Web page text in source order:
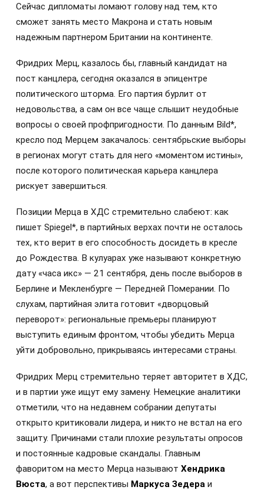
Сейчас дипломаты ломают голову над тем, кто
сможет занять место Макрона и стать новым
надежным партнером Британии на континенте.
Фридрих Мерц, казалось бы, главный кандидат на
пост канцлера, сегодня оказался в эпицентре
политического шторма. Его партия бурлит от
недовольства, а сам он все чаще слышит неудобные
вопросы о своей профпригодности. По данным Bild*,
кресло под Мерцем закачалось: сентябрьские выборы
в регионах могут стать для него «моментом истины»,
после которого политическая карьера канцлера
рискует завершиться.
Позиции Мерца в ХДС стремительно слабеют: как
пишет Spiegel*, в партийных верхах почти не осталось
тех, кто верит в его способность досидеть в кресле
до Рождества. В кулуарах уже называют конкретную
дату «часа икс» — 21 сентября, день после выборов в
Берлине и Мекленбурге — Передней Померании. По
слухам, партийная элита готовит «дворцовый
переворот»: региональные премьеры планируют
выступить единым фронтом, чтобы убедить Мерца
уйти добровольно, прикрываясь интересами страны.
Фридрих Мерц стремительно теряет авторитет в ХДС,
и в партии уже ищут ему замену. Немецкие аналитики
отметили, что на недавнем собрании депутаты
открыто критиковали лидера, и никто не встал на его
защиту. Причинами стали плохие результаты опросов
и постоянные кадровые скандалы. Главным
фаворитом на место Мерца называют Хендрика
Вюста, а вот перспективы Маркуса Зедера и